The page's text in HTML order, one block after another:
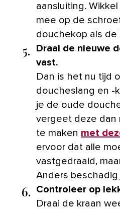
aansluiting.
mee op de
douchekop als de
5.
Draai de nieuwe
vast.
Dan is het nu tijd
doucheslang en -
je de oude
vergeet deze dan
te maken met
ervoor dat alle
vastgedraaid,
Anders
6.
Controleer op
Draai de kraan